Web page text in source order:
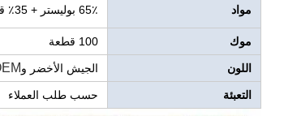
مواد 65٪ بوليستر + 35٪ قطن
موك 100 قطعة
اللون الجيش الأخضر و
التعبئة حسب طلب العملاء